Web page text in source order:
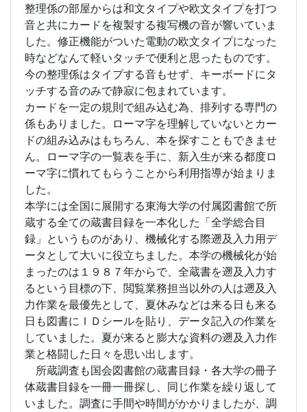
整理係の部屋からは和文タイプや欧文タイプを打つ
音と共にカードを複製する複写機の音が響いていま
した。修正機能がついた電動の欧文タイプになった
時などなんて軽いタッチで便利と思ったものです。
今の整理係はタイプする音もせず、キーボードにタ
ッチする音のみで静寂に包まれています。
カードを一定の規則で組み込む為、排列する専門の
係もありました。ローマ字を理解していないとカー
ドの組み込みはもちろん、本を探すこともできませ
ん。ローマ字の一覧表を手に、新入生が来る都度ロ
ーマ字に慣れてもらうことから利用指導が始まりま
した。
本学には全国に展開する東海大学の付属図書館で所
蔵する全ての蔵書目録を一本化した「全学総合目
録」というものがあり、機械化する際遡及入力用デ
ータとして大いに役立ちました。本学の機械化が始
まったのは１９８７年からで、全蔵書を遡及入力す
るという目標の下、閲覧業務担当以外の人は遡及入
力作業を最優先として、夏休みなどは来る日も来る
日も図書にＩＤシールを貼り、データ記入の作業を
していました。夏が来ると膨大な資料の遡及入力作
業と格闘した日々を思い出します。
所蔵調査も国会図書館の蔵書目録・各大学の冊子
体蔵書目録を一冊一冊探し、同じ作業を繰り返して
いました。調査に手間や時間がかかりましたが、調